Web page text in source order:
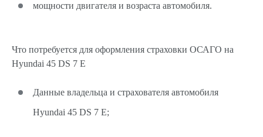
мощности двигателя и возраста автомобиля.
Что потребуется для оформления страховки ОСАГО на
Hyundai 45 DS 7 E
Данные владельца и страхователя автомобиля
Hyundai 45 DS 7 E;